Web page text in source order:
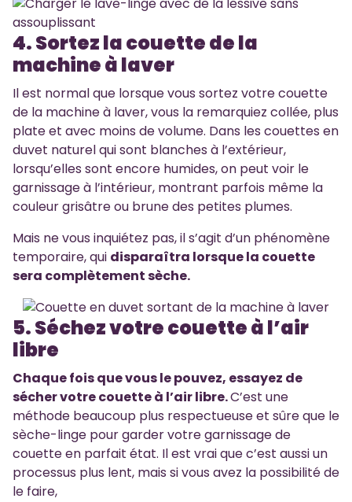
4. Sortez la couette de la
machine à laver
Il est normal que lorsque vous sortez votre couette
de la machine à laver, vous la remarquiez collée, plus
plate et avec moins de volume. Dans les couettes en
duvet naturel qui sont blanches à l’extérieur,
lorsqu’elles sont encore humides, on peut voir le
garnissage à l’intérieur, montrant parfois même la
couleur grisâtre ou brune des petites plumes.
Mais ne vous inquiétez pas, il s’agit d’un phénomène
temporaire, qui disparaîtra lorsque la couette
sera complètement sèche.
5. Séchez votre couette à l’air
libre
Chaque fois que vous le pouvez, essayez de
sécher votre couette à l’air libre.C’est une
méthode beaucoup plus respectueuse et sûre que le
sèche-linge pour garder votre garnissage de
couette en parfait état. Il est vrai que c’est aussi un
processus plus lent, mais si vous avez la possibilité de
le faire,